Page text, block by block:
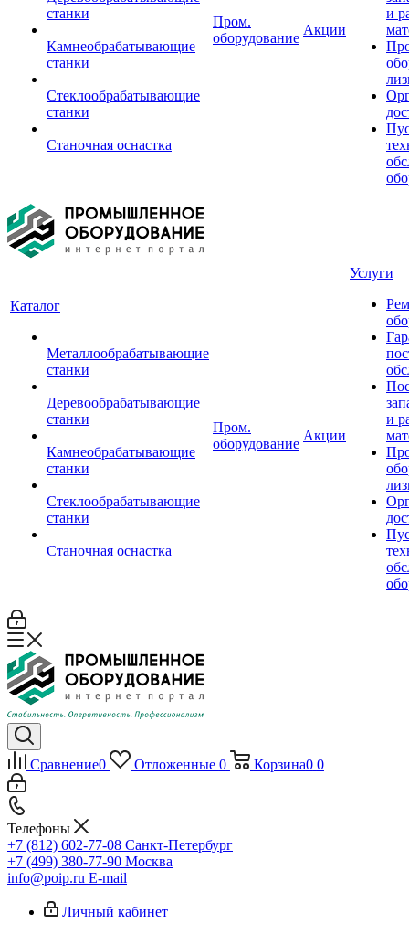
станки
Камнеобрабатывающие
станки
Стеклообрабатывающие
станки
Станочная оснастка
Пром.
оборудование
Акции
и
Каталог
Металлообрабатывающие
станки
Деревообрабатывающие
станки
Камнеобрабатывающие
станки
Стеклообрабатывающие
станки
Станочная оснастка
Пром.
оборудование
Акции
Услуги
и
Сравнение0 Отложенные 0 Корзина0 0
Телефоны
+7 (812) 602-77-08 Санкт-Петербург
+7 (499) 380-77-90 Москва
info@poip.ru E-mail
Личный кабинет